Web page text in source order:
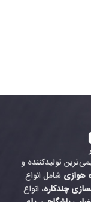
تولیدکننده و
هوازی شامل انواع
چندکاره، انواع